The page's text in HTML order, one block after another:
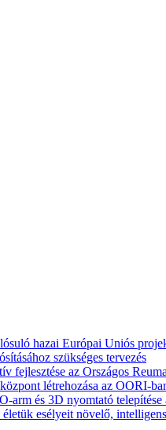
hazai Európai Uniós
szükséges tervezés
az Országos
létrehozása az OORI-
arm és 3D nyomtató
esélyeit növelő,